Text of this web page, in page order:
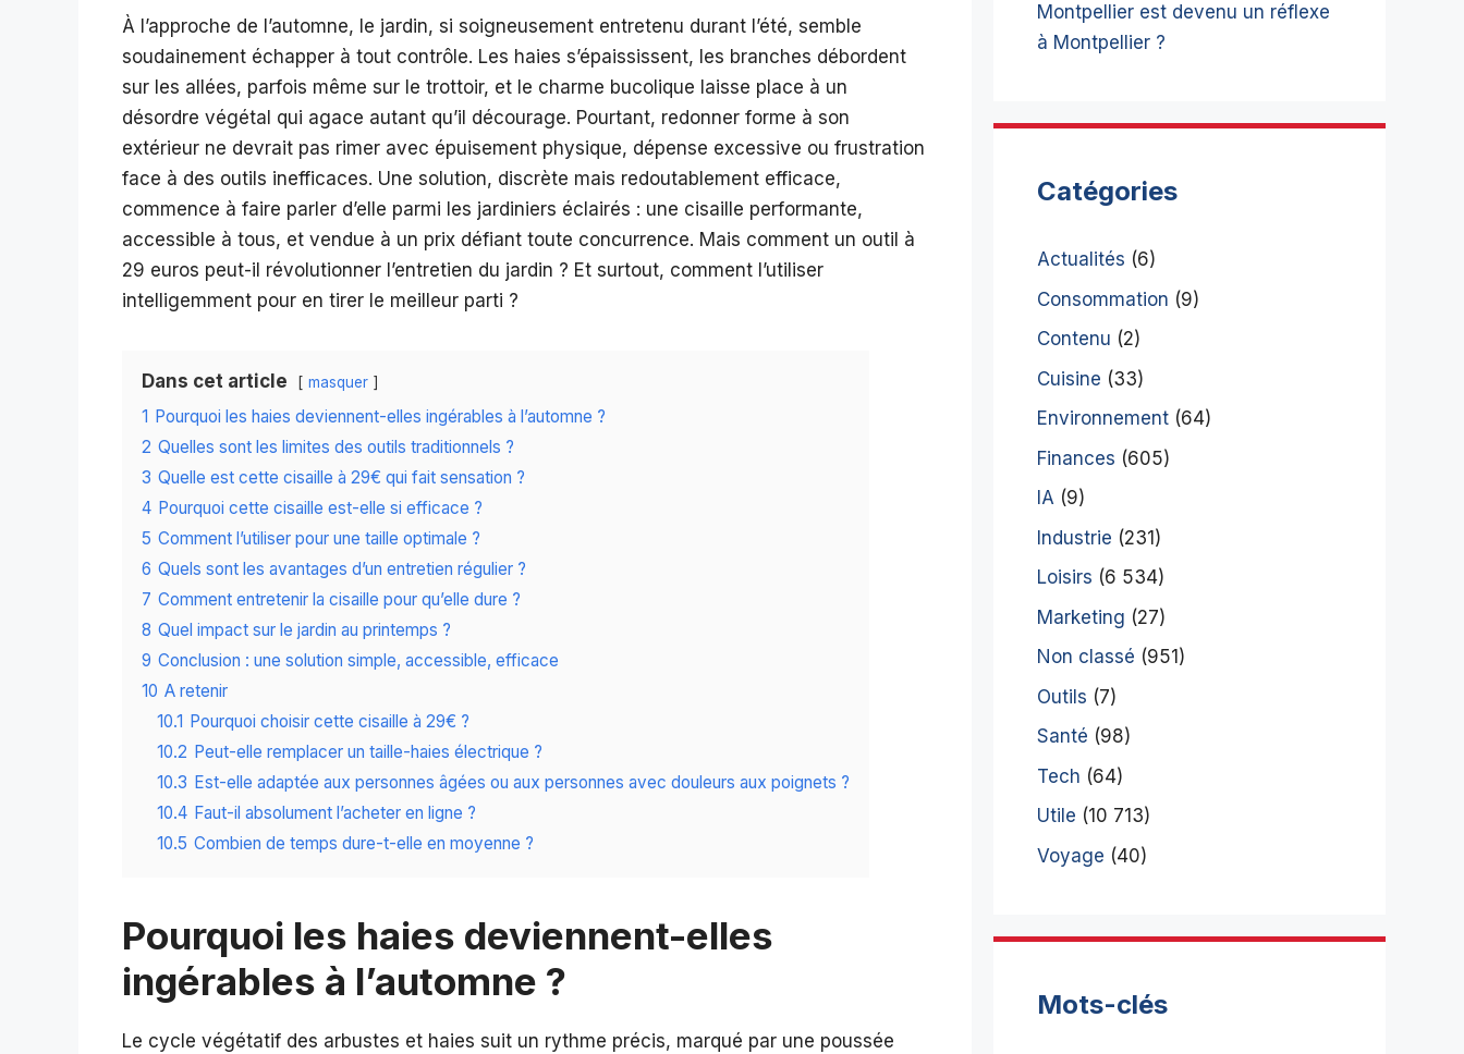
À l’approche de l’automne, le jardin, si soigneusement entretenu durant l’été, semble
soudainement échapper à tout contrôle. Les haies s’épaississent, les branches débordent
sur les allées, parfois même sur le trottoir, et le charme bucolique laisse place à un
désordre végétal qui agace autant qu’il décourage. Pourtant, redonner forme à son
extérieur ne devrait pas rimer avec épuisement physique, dépense excessive ou frustration
face à des outils inefficaces. Une solution, discrète mais redoutablement efficace,
commence à faire parler d’elle parmi les jardiniers éclairés : une cisaille performante,
accessible à tous, et vendue à un prix défiant toute concurrence. Mais comment un outil à
29 euros peut-il révolutionner l’entretien du jardin ? Et surtout, comment l’utiliser
intelligemment pour en tirer le meilleur parti ?
Dans cet article masquer
1 Pourquoi les haies deviennent-elles ingérables à l’automne ?
2 Quelles sont les limites des outils traditionnels ?
3 Quelle est cette cisaille à 29€ qui fait sensation ?
4 Pourquoi cette cisaille est-elle si efficace ?
5 Comment l’utiliser pour une taille optimale ?
6 Quels sont les avantages d’un entretien régulier ?
7 Comment entretenir la cisaille pour qu’elle dure ?
8 Quel impact sur le jardin au printemps ?
9 Conclusion : une solution simple, accessible, efficace
10 A retenir
10.1 Pourquoi choisir cette cisaille à 29€ ?
10.2 Peut-elle remplacer un taille-haies électrique ?
10.3 Est-elle adaptée aux personnes âgées ou aux personnes avec douleurs aux poignets ?
10.4 Faut-il absolument l’acheter en ligne ?
10.5 Combien de temps dure-t-elle en moyenne ?
Pourquoi les haies deviennent-elles
ingérables à l’automne ?
Le cycle végétatif des arbustes et haies suit un rythme précis, marqué par une poussée
Montpellier est devenu un réflexe
à Montpellier ?
Catégories
Actualités (6)
Consommation (9)
Contenu (2)
Cuisine (33)
Environnement (64)
Finances (605)
IA (9)
Industrie (231)
Loisirs (6 534)
Marketing (27)
Non classé (951)
Outils (7)
Santé (98)
Tech (64)
Utile (10 713)
Voyage (40)
Mots-clés